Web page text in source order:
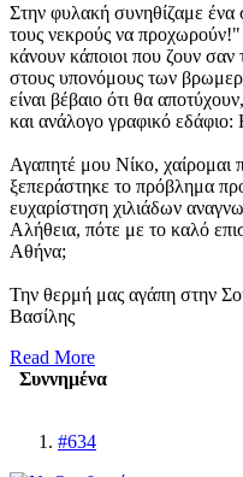
Στην φυλακή συνηθίζαμε
τους νεκρούς να προχωρούν!"
κάνουν κάποιοι που ζουν σαν
στους υπονόμους των
είναι βέβαιο ότι θα
και ανάλογο γραφικό
Αγαπητέ μου Νίκο, χαίρομαι
ξεπεράστηκε το πρόβλημα
ευχαρίστηση χιλιάδων
Αλήθεια, πότε με το καλό
Αθήνα;
Την θερμή μας αγάπη στην
Βασίλης
Read More
Συννημένα
#634